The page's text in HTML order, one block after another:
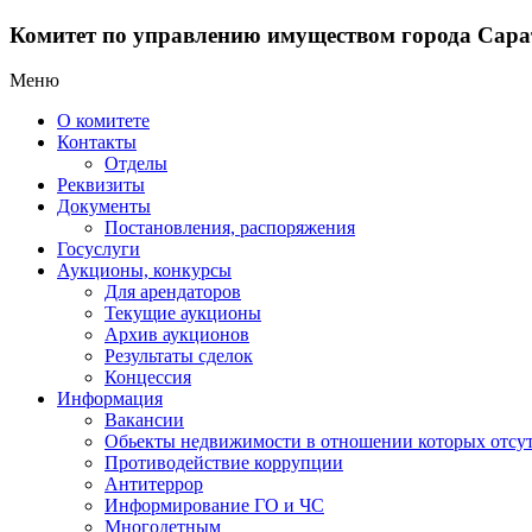
Комитет по управлению имуществом города
Меню
О комитете
Контакты
Отделы
Реквизиты
Документы
Постановления, распоряжения
Госуслуги
Аукционы, конкурсы
Для арендаторов
Текущие аукционы
Архив аукционов
Результаты сделок
Концессия
Информация
Вакансии
Обьекты недвижимости в отношении которых
Противодействие коррупции
Антитеррор
Информирование ГО и ЧС
Многодетным